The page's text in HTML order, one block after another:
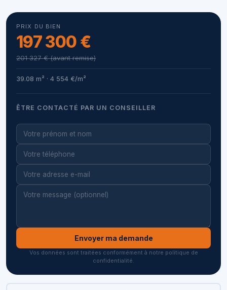
PRIX DU BIEN
197 300 €
201 327 € (avant remise)
39.08 m² · 4 554 €/m²
ÊTRE CONTACTÉ PAR UN CONSEILLER
Envoyer ma demande
Vos données sont traitées conformément à notre politique de
confidentialité.